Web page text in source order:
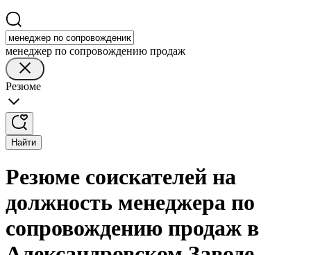
менеджер по сопровождению продаж
Резюме
Найти
Резюме соискателей на
должность менеджера по
сопровождению продаж в